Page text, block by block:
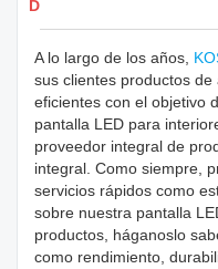
Detalles de los productos
A lo largo de los años,
sus clientes productos
eficientes con el objetivo
pantalla LED para
proveedor integral de
integral. Como siempre,
servicios rápidos como
sobre nuestra pantalla
productos, háganoslo
como rendimiento,